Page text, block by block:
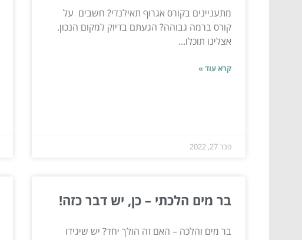
מתעניינים בקורס אגרוף תאילנדי? חשבים על
קורס ברמה גבוהה? הגעתם בדיוק למקום הנכון.
אצלינו תוכלו...
קרא עוד »
פבר 27, 2022
בר מים הלכתי – כן, יש דבר כזה!
בר מים והלכה – האם זה הולך יחד? יש שיגידו